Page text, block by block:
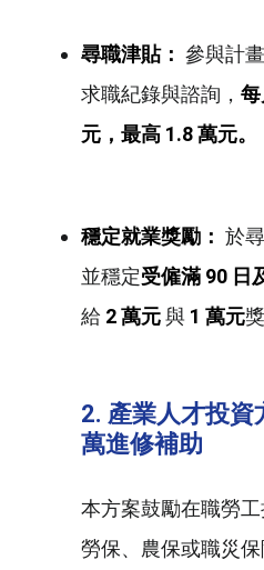
尋職津貼： 參與計
求職紀錄與諮詢，
元，最高 1.8 萬元。
穩定就業獎勵： 於
並穩定受僱滿 90 日
給 2 萬元與 1 萬元
2. 產業人才投資
萬進修補助
本方案鼓勵在職勞
勞保、農保或職災